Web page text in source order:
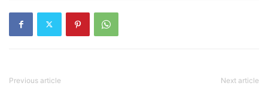
Previous article Next article